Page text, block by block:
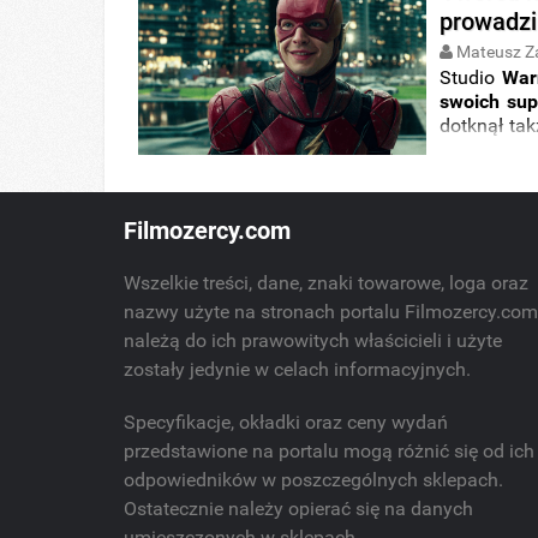
Mateusz
Studio
swoich
dotknął
znalazła
Filmozercy.com
Wszelkie treści, dane, znaki towarowe, loga oraz
nazwy użyte na stronach portalu Filmozercy.com
należą do ich prawowitych właścicieli i użyte
zostały jedynie w celach informacyjnych.
Specyfikacje, okładki oraz ceny wydań
przedstawione na portalu mogą różnić się od ich
odpowiedników w poszczególnych sklepach.
Ostatecznie należy opierać się na danych